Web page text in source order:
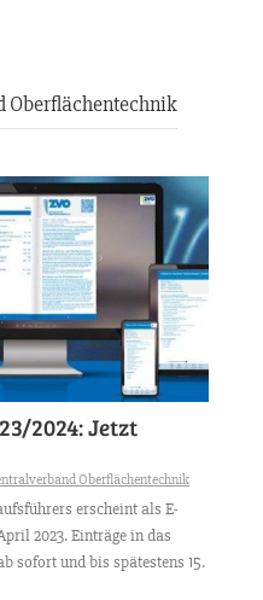
Oberflächentechnik
2024: Jetzt
Oberflächentechnik
erscheint als E-
2023. Einträge in das
sofort und bis spätestens 15.